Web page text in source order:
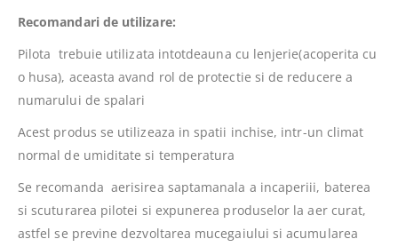
Recomandari de utilizare:
Pilota trebuie utilizata intotdeauna cu lenjerie(acoperita cu
o husa), aceasta avand rol de protectie si de reducere a
numarului de spalari
Acest produs se utilizeaza in spatii inchise, intr-un climat
normal de umiditate si temperatura
Se recomanda aerisirea saptamanala a incaperiii, baterea
si scuturarea pilotei si expunerea produselor la aer curat,
astfel se previne dezvoltarea mucegaiului si acumularea